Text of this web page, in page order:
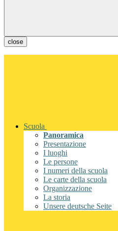
close
Scuola
Panoramica
Presentazione
I luoghi
Le persone
I numeri della scuola
Le carte della scuola
Organizzazione
La storia
Unsere deutsche Seite